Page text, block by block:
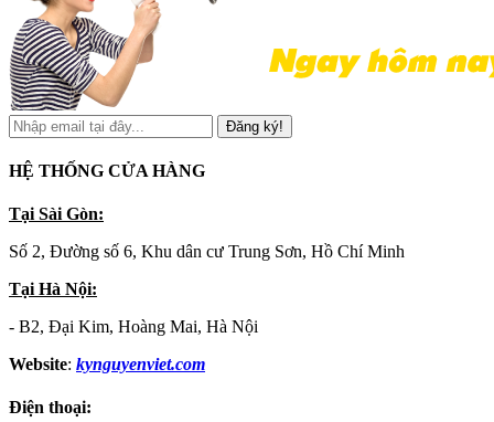
Đăng ký!
HỆ THỐNG CỬA HÀNG
Tại Sài Gòn:
Số 2, Đường số 6, Khu dân cư Trung Sơn, Hồ Chí Minh
Tại Hà Nội:
- B2, Đại Kim, Hoàng Mai, Hà Nội
Website: kynguyenviet.com
Điện thoại: